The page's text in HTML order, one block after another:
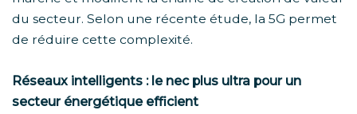
du secteur. Selon une récente étude, la 5G permet
de réduire cette complexité.
Réseaux intelligents : le nec plus ultra pour un
secteur énergétique efficient